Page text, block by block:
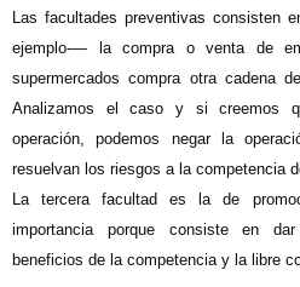
Las facultades preventivas consisten
ejemplo-— la compra o venta de
supermercados compra otra cadena
Analizamos el caso y si creemos
operación, podemos negar la
resuelvan los riesgos a la competencia
La tercera facultad es la de
importancia porque consiste en
beneficios de la competencia y la libre